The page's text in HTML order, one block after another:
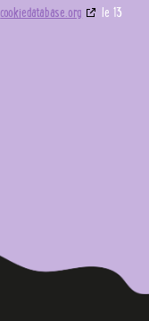
cookiedatabase.org
le 13